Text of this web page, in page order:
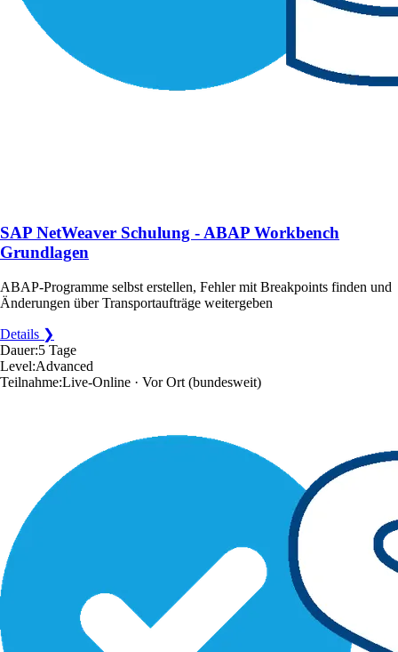
SAP NetWeaver Schulung - ABAP Workbench
Grundlagen
ABAP-Programme selbst erstellen, Fehler mit Breakpoints finden und
Änderungen über Transportaufträge weitergeben
Details ❯
Dauer:5 Tage
Level:Advanced
Teilnahme:Live-Online · Vor Ort (bundesweit)